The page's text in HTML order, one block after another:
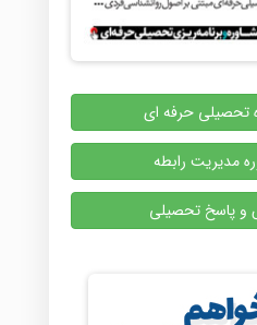
تحصیلی حرفه ای
مدیریت رابطه
پاسخ تحصیلی